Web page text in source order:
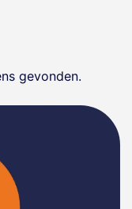
gevonden.